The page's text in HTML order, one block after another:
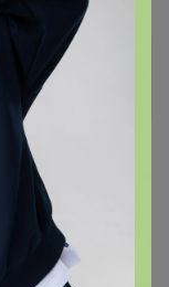
dlinnyj-